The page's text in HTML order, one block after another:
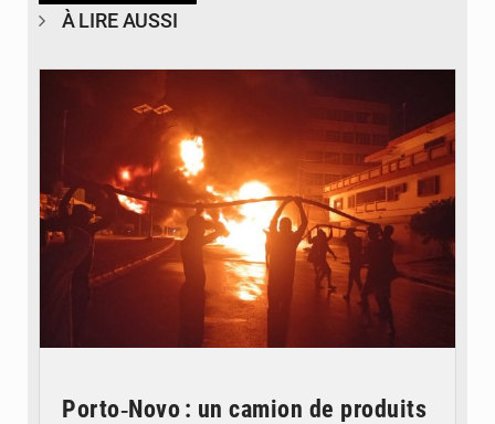
À LIRE AUSSI
Porto‑Novo : un camion de produits